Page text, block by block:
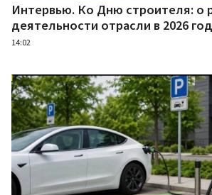
Интервью. Ко Дню строителя: о
деятельности отрасли в 2026
14:02